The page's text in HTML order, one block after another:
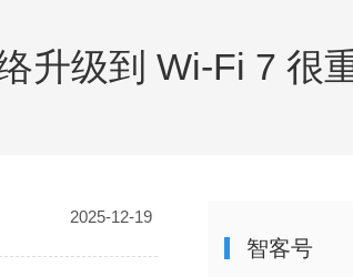
升级到 Wi-Fi 7 很
2025-12-19
智客号